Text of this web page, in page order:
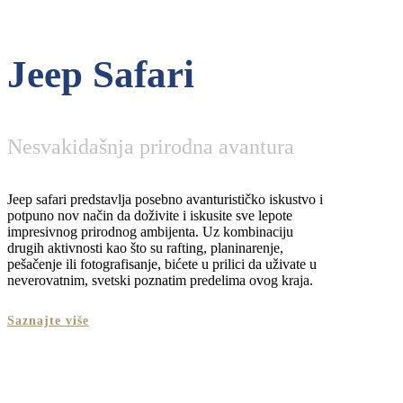
Jeep Safari
Nesvakidašnja prirodna avantura
Jeep safari predstavlja posebno avanturističko iskustvo i
potpuno nov način da doživite i iskusite sve lepote
impresivnog prirodnog ambijenta. Uz kombinaciju
drugih aktivnosti kao što su rafting, planinarenje,
pešačenje ili fotografisanje, bićete u prilici da uživate u
neverovatnim, svetski poznatim predelima ovog kraja.
Saznajte više